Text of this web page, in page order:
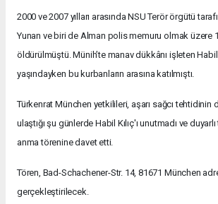
2000 ve 2007 yılları arasında NSU Terör örgütü
Yunan ve biri de Alman polis memuru olmak üzere
öldürülmüştü. Münih’te manav dükkânı işleten Habil
yaşındayken bu kurbanların arasına katılmıştı.
Türkenrat München yetkilileri, aşarı sağcı tehtidinin
ulaştığı şu günlerde Habil Kılıç'ı unutmadı ve
anma törenine davet etti.
Tören, Bad-Schachener-Str. 14, 81671 München
gerçekleştirilecek.